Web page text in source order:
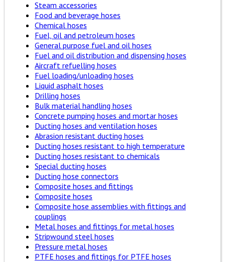
Steam accessories
Food and beverage hoses
Chemical hoses
Fuel, oil and petroleum hoses
General purpose fuel and oil hoses
Fuel and oil distribution and dispensing hoses
Aircraft refuelling hoses
Fuel loading/unloading hoses
Liquid asphalt hoses
Drilling hoses
Bulk material handling hoses
Concrete pumping hoses and mortar hoses
Ducting hoses and ventilation hoses
Abrasion resistant ducting hoses
Ducting hoses resistant to high temperature
Ducting hoses resistant to chemicals
Special ducting hoses
Ducting hose connectors
Composite hoses and fittings
Composite hoses
Composite hose assemblies with fittings and
couplings
Metal hoses and fittings for metal hoses
Stripwound steel hoses
Pressure metal hoses
PTFE hoses and fittings for PTFE hoses